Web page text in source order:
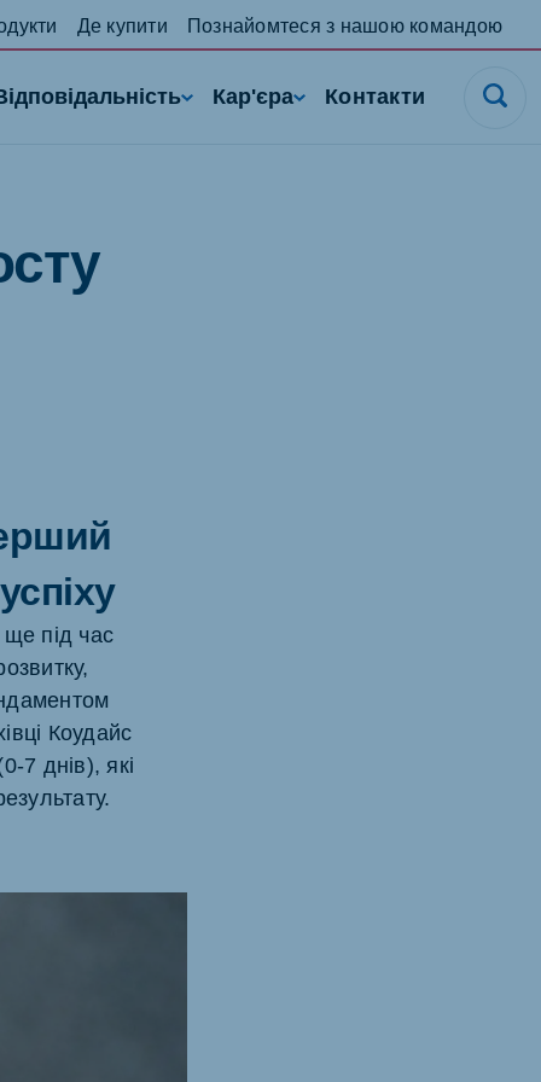
Де купити Познайомтеся з нашою командою
Кар'єра Контакти
під час
Коудайс
7 днів), які